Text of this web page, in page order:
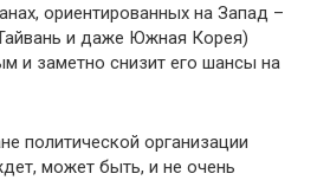
ориентированных на Запад –
и даже Южная Корея)
и заметно снизит его шансы на
политической организации
может быть, и не очень